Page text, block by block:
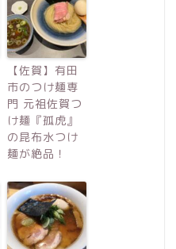
【佐賀】有田
市のつけ麺専
門 元祖佐賀つ
け麺『孤虎』
の昆布水つけ
麺が絶品！